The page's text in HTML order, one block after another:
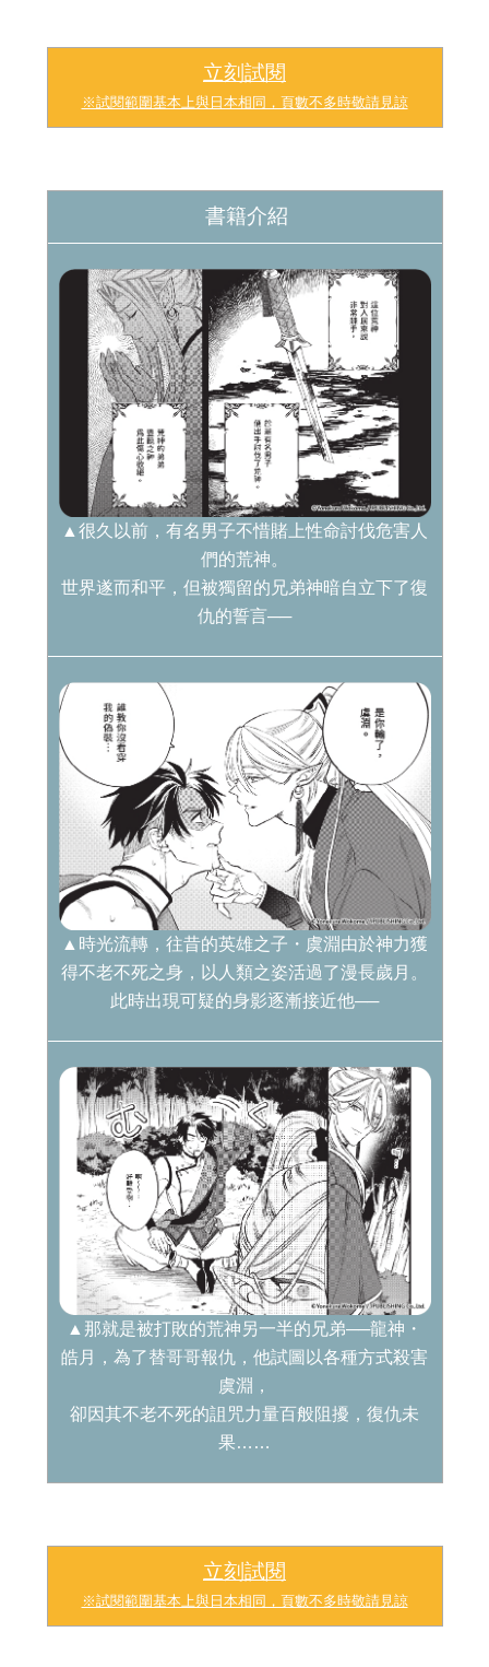
立刻試閱
※試閱範圍基本上與日本相同，頁數不多時敬請見諒
書籍介紹
▲很久以前，有名男子不惜賭上性命討伐危害人
們的荒神。
世界遂而和平，但被獨留的兄弟神暗自立下了復
仇的誓言──
▲時光流轉，往昔的英雄之子・虞淵由於神力獲
得不老不死之身，以人類之姿活過了漫長歲月。
此時出現可疑的身影逐漸接近他──
▲那就是被打敗的荒神另一半的兄弟──龍神・
皓月，為了替哥哥報仇，他試圖以各種方式殺害
虞淵，
卻因其不老不死的詛咒力量百般阻擾，復仇未
果……
立刻試閱
※試閱範圍基本上與日本相同，頁數不多時敬請見諒